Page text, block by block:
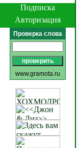
Подписка
Авторизация
Проверка слова
www.gramota.ru